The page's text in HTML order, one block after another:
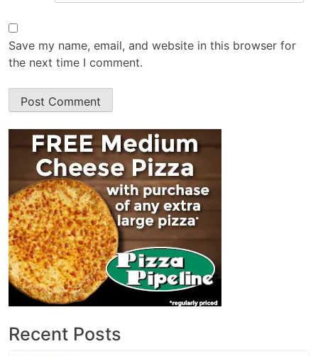
Save my name, email, and website in this browser for
the next time I comment.
Recent Posts